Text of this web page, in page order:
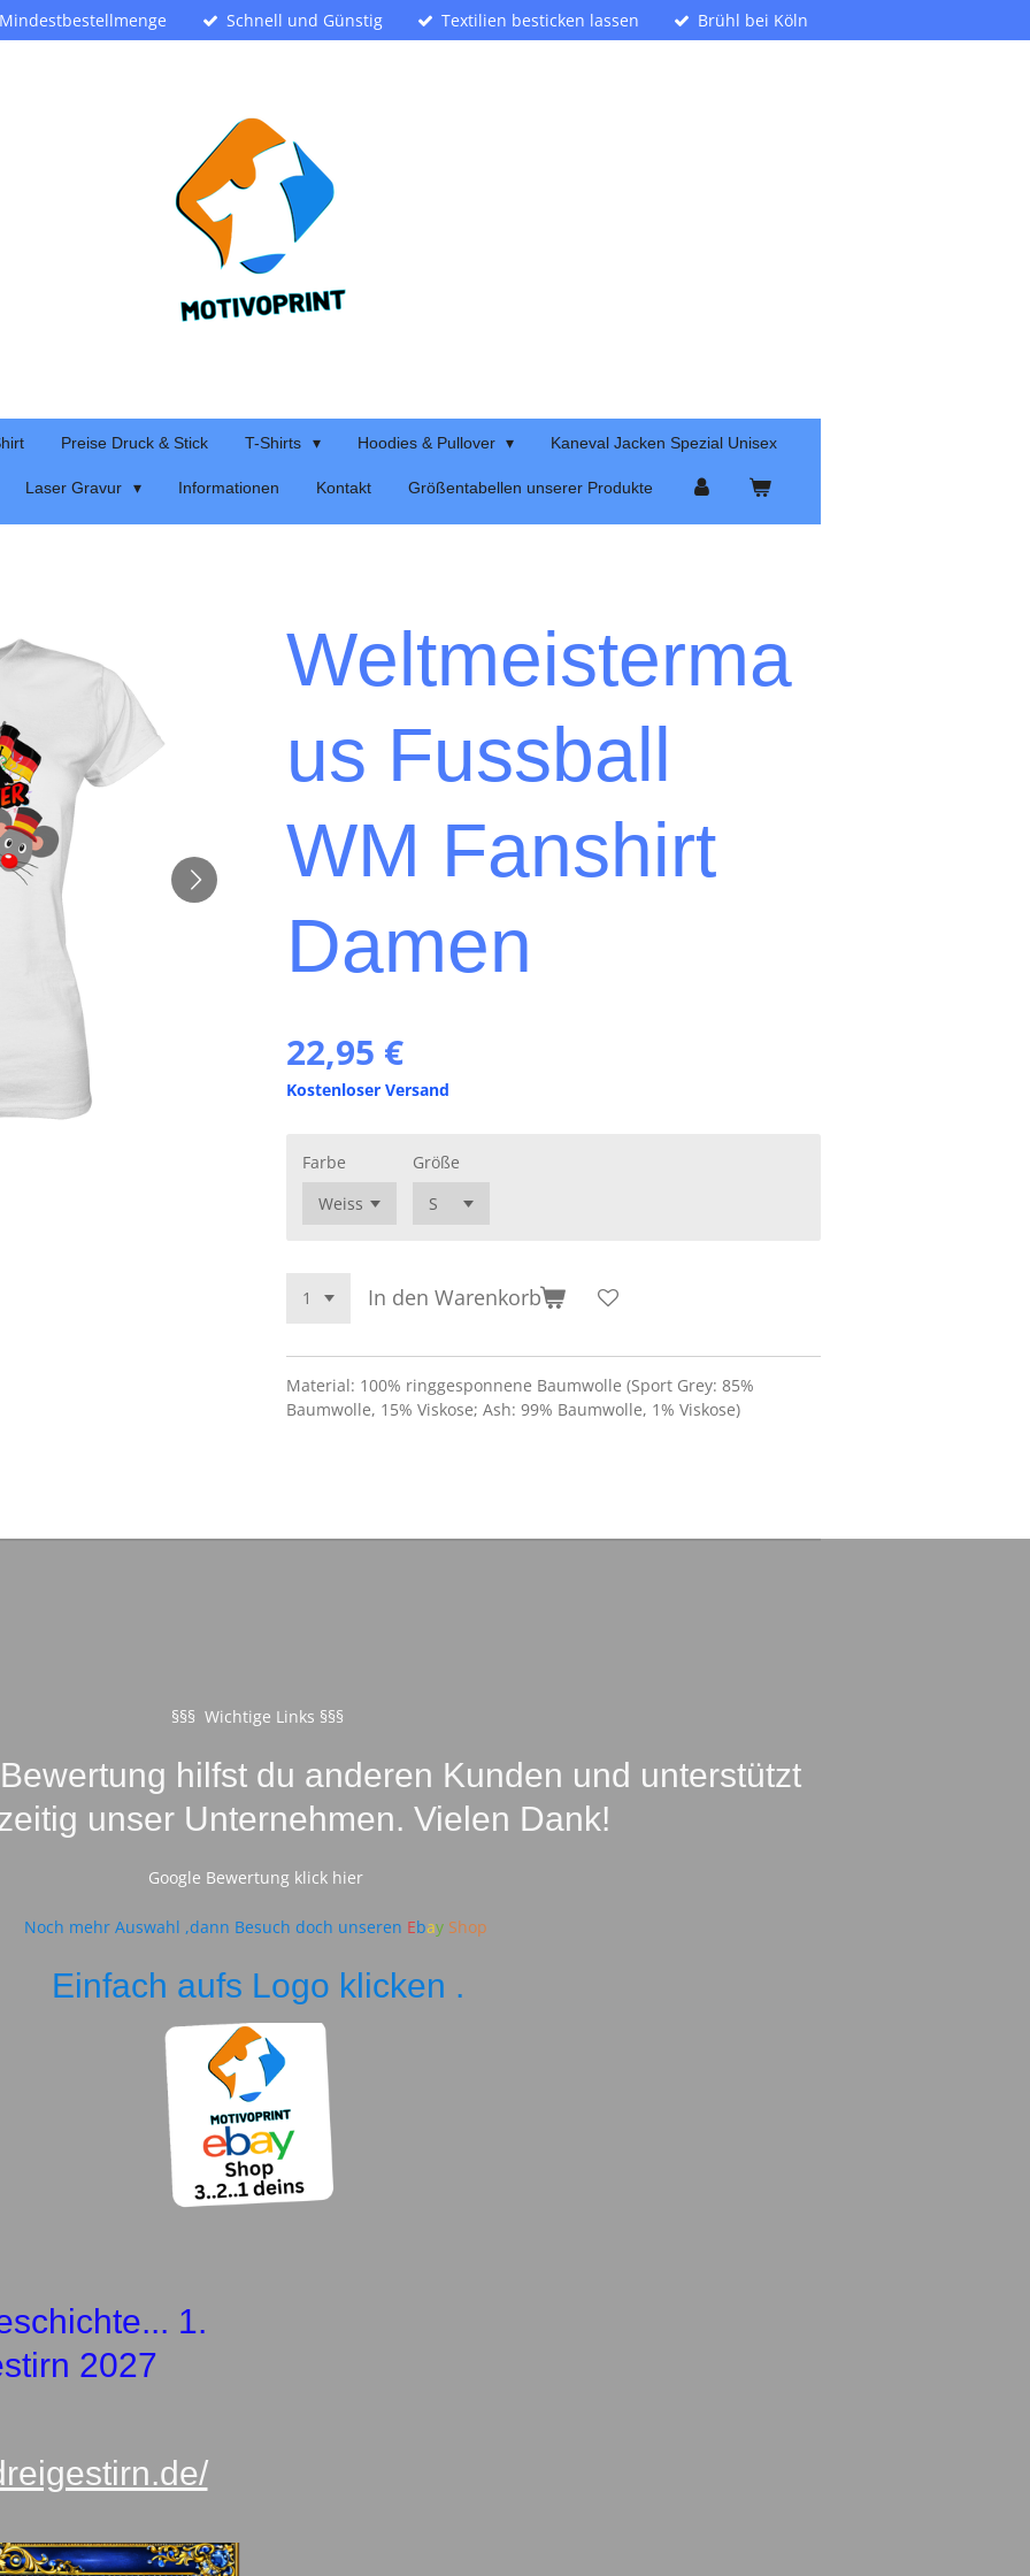
Schnell und Günstig Textilien besticken lassen Brühl bei Köln
Preise Druck & Stick T-Shirts Hoodies & Pullover Kaneval Jacken Spezial Unisex
Laser Gravur Informationen Kontakt Größentabellen unserer Produkte
Weltmeisterma
us Fussball
WM Fanshirt
Damen
22,95 €
Kostenloser Versand
Farbe Größe
In den Warenkorb
Material: 100% ringgesponnene Baumwolle (Sport Grey: 85%
Baumwolle, 15% Viskose; Ash: 99% Baumwolle, 1% Viskose)
§§§ Wichtige Links §§§
hilfst du anderen Kunden und unterstützt
unser Unternehmen. Vielen Dank!
Google Bewertung klick hier
Noch mehr Auswahl ,dann Besuch doch unseren EbayShop
Einfach aufs Logo klicken .
1.
2027